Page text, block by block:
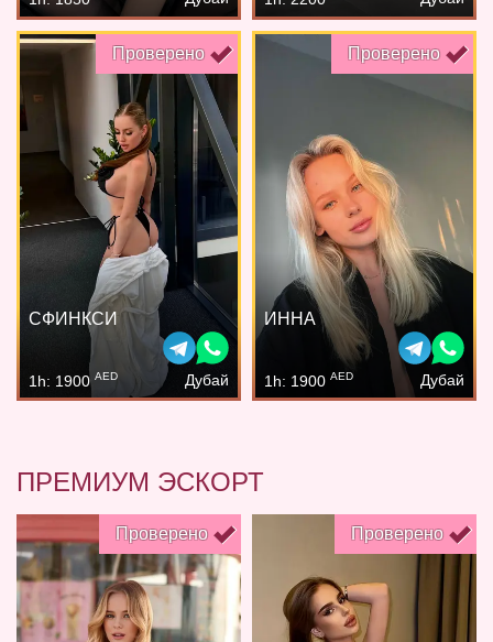
Проверено
СФИНКСИ
1h: 1900 AED Дубай
Проверено
ИННА
1h: 1900 AED Дубай
ПРЕМИУМ ЭСКОРТ
Проверено Проверено